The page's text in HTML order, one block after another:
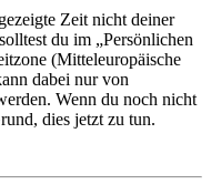
Zeit nicht deiner
du im „Persönlichen
(Mitteleuropäische
dabei nur von
Wenn du noch nicht
dies jetzt zu tun.